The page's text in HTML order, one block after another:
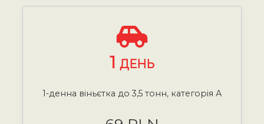
1 ДЕНЬ
1-денна віньєтка до 3,5 тонн, категорія А